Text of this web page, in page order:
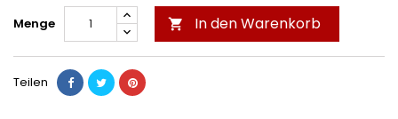
Menge  In den Warenkorb
Teilen